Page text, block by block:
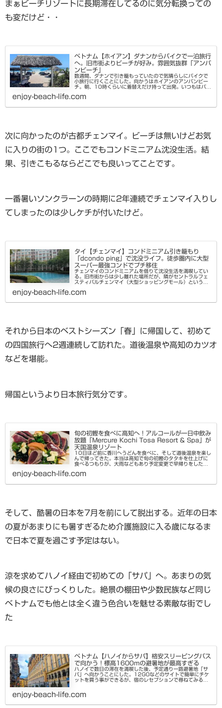
まぁビーチリゾートに長期滞在してるのに気分転換っての
も変だけど・・
ベトナム【ホイアン】ダナンからバイクで一泊旅行
へ。旧市街よりビーチが好み。雰囲気抜群「アンバ
ンビーチ」
数週間、ダナンで引き籠もっていたので気晴らしにバイクで
小旅行に行くことにした。向かうはホイアンのアンバンビー
チ。朝、10時くらいに着替えだけ持って出発。いつもはバッ
を出て海沿いを南下して...
enjoy-beach-life.com
次に向かったのが古都チェンマイ。ビーチは無いけどお気
に入りの街の1つ。ここでもコンドミニアム沈没生活。結
果、引きこもるならどこでも良いってことです。
一番暑いソンクラーンの時期に2年連続でチェンマイ入りし
てしまったのは少しケチが付いたけど。
タイ【チェンマイ】コンドミニアム引き籠もり
「dcondo ping」で沈没ライフ。徒歩圏内に大型
スーパー最強コンドでプチ移住
チェンマイのコンドミニアムを借りて沈没生活を満喫してい
る。旧市街からは少し離れた場所だが、隣がセントラルフェ
スティバルチェンマイ（大型ショッピングモール）という好
アムをご紹介します。SA...
enjoy-beach-life.com
それから日本のベストシーズン「春」に帰国して、初めて
の四国旅行へ2週連続して訪れた。道後温泉や高知のカツオ
などを堪能。
帰国というより日本旅行気分です。
旬の初鰹を食べに高知へ！アルコールが一日中飲み
放題「Mercure Kochi Tosa Resort & Spa」が
天国温泉リゾート
10日ほど前に香川へうどんを食べに、そして道後温泉を楽し
んで帰ってきた。本当は高知で旬の初鰹のタタキを仕上げに
食べるつもりが、大雨などもあり予定変更で早帰りをした。
一度、今回は家族を誘っ...
enjoy-beach-life.com
そして、酷暑の日本を7月を前にして脱出する。近年の日本
の夏があまりにも暑すぎるため介護施設に入る歳になるま
で日本で夏を過ごす予定はない。
涼を求めてハノイ経由で初めての「サパ」へ。あまりの気
候の良さにびっくりした。絶景の棚田や少数民族など同じ
ベトナムでも他とは全く違う色合いを魅せる素敵な街でし
た
ベトナム【ハノイからサパ】格安スリーピングバス
で向かう！標高1600ｍの避暑地が最高すぎる
ハノイで数日の滞在を満喫した後、予定通り一路避暑地「サ
パ」へ向かうことにした。12GOなどのサイトで簡単にチケ
ットを買う事ができるが、宿のレセプションで尋ねてみると
enjoy-beach-life.com